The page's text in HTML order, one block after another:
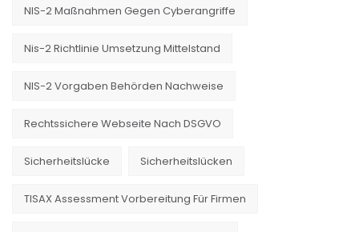
NIS-2 Maßnahmen Gegen Cyberangriffe
Nis-2 Richtlinie Umsetzung Mittelstand
NIS-2 Vorgaben Behörden Nachweise
Rechtssichere Webseite Nach DSGVO
Sicherheitslücke Sicherheitslücken
TISAX Assessment Vorbereitung Für Firmen